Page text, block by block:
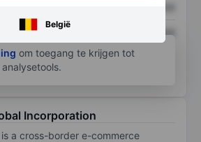
België
XXXXXXX
XXXXXXX
om toegang te krijgen tot
Incorporation
a cross-border e-commerce